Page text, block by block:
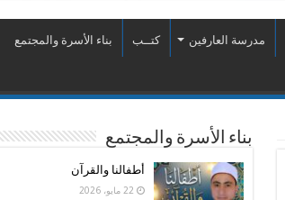
مدرسة العارفين كتــب بناء الأسرة والمجتمع
بناء الأسرة والمجتمع
أطفالنا والقرآن
22 مايو، 2026